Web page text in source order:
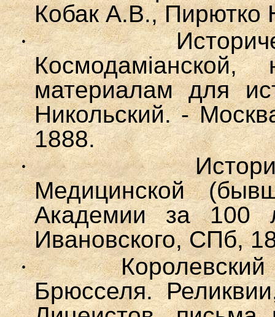
Кобак А.В.,
·
материалам для
Никольский. -
1888.
·
Медицинской
Академии за 100
Ивановского, СПб,
·
Брюсселя.